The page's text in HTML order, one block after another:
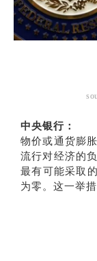
中央银行：
物价或通货膨
流行对经济的
最有可能采取
为零。这一举